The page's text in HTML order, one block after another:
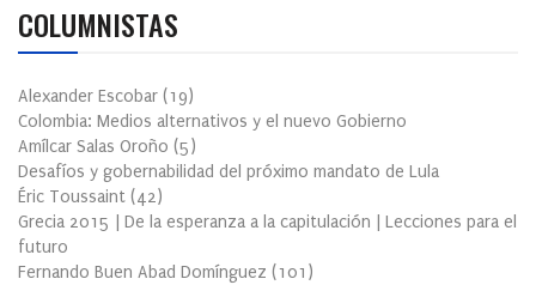
COLUMNISTAS
Alexander Escobar (19)
Colombia: Medios alternativos y el nuevo Gobierno
Amílcar Salas Oroño (5)
Desafíos y gobernabilidad del próximo mandato de Lula
Éric Toussaint (42)
Grecia 2015 | De la esperanza a la capitulación | Lecciones para el
futuro
Fernando Buen Abad Domínguez (101 )